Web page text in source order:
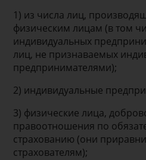
1) из числа лиц,
физическим лицам (в том
индивидуальных
лиц, не признаваемых
предпринимателями);
2) индивидуальные
3) физические лица,
правоотношения по
страхованию (они
страхователям);